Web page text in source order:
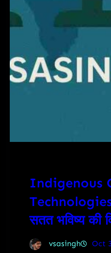
Indigenous
सतत भविष्य की
vsasingh Oct